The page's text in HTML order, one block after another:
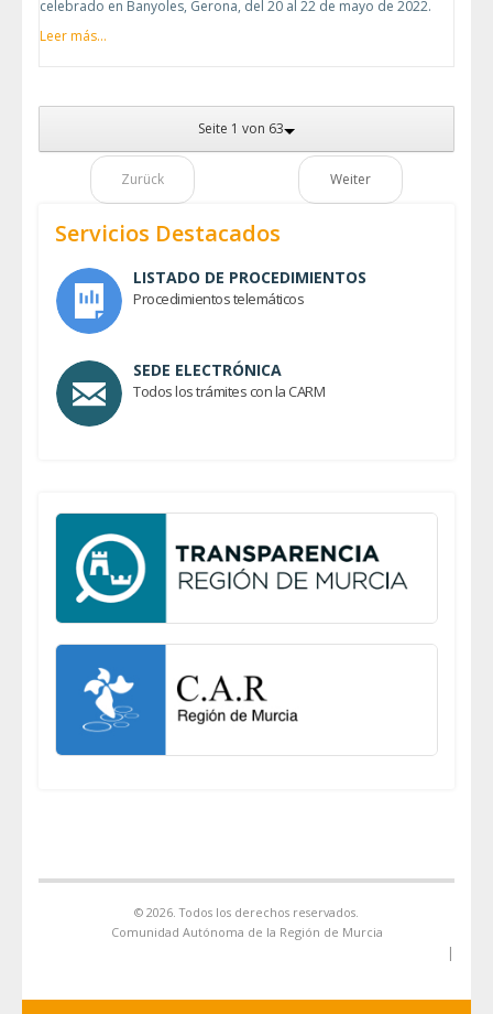
celebrado en Banyoles, Gerona, del 20 al 22 de mayo de 2022.
Leer más...
Seite 1 von 63
Zurück Weiter
Servicios Destacados
LISTADO DE PROCEDIMIENTOS
Procedimientos telemáticos
SEDE ELECTRÓNICA
Todos los trámites con la CARM
© 2026. Todos los derechos reservados.
Comunidad Autónoma de la Región de Murcia
|